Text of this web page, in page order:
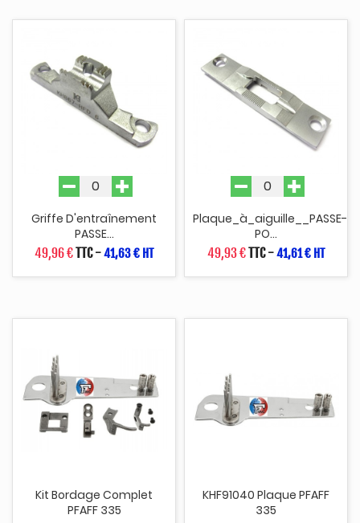
Griffe D'entraînement
PASSE...
49,96 €TTC-41,63 € HT
Plaque_à_aiguille__PASSE-
PO...
49,93 €TTC-41,61 € HT
Kit Bordage Complet
PFAFF 335
KHF91040 Plaque PFAFF
335